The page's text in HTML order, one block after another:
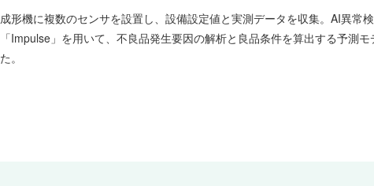
成形機に複数のセンサを設置し、設備設定値と実測データを収集。AI異常
「Impulse」を用いて、不良品発生要因の解析と良品条件を算出する予測モ
た。